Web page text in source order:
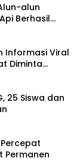
alun
Berhasil
Informasi Viral
Diminta
25 Siswa dan
Permanen